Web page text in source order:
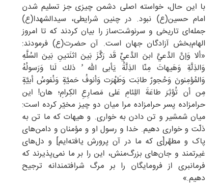
با این حال، خواسته اصلی دشمن چیزی جز تسلیم شدن
امام حسین(ع) نبود. در چنین شرایطی، سیدالشهدا(ع)
جمله‌ای تاریخی و سرنوشت‌ساز را بیان کردند که تا امروز
الهام‌بخش آزادگان جهان است. آن حضرت(ع) فرمودند:
«ألا وَإنَّ الدَّعيَّ ابنَ الدَّعيِّ قَد رَكَّزَ بَينَ اثنَتينِ بَينَ السُلَّهِ
وَالذِلَّةِ وَهَيهاتَ مِنّا الذِلَّةُ يَأبى اللّه ُ ذلك لَنا وَرَسولُهُ
وَالمُؤمِنونَ وَحُجورٌ طابَت وَطَهُرَت وَأنوفُ حَميَّةٍ وَنُفوسُ أبيَّةٍ
مِن أن تُؤثِرَ طاعَةَ اللِئامِ عَلى مَصارِعِ الكِرامِ؛ هان! اين
حرامزاده پسر حرامزاده مرا ميان دو چيز مخيّر كرده است:
ميان شمشير و تن دادن به خوارى. و هيهات كه ما تن به
ذلّت و خوارى دهيم. خدا و رسول او و مؤمنان و دامن‌هاى
پاک و مطهّر[ى كه ما در آن پرورش يافته‌ايم] و دل‌هاى
غيرتمند و جان‌هاى بزرگ‌منش، اين را بر ما نمى‌پذيرند كه
فرمانبرى از فرومايگان را بر مرگ شرافتمندانه ترجيح
دهيم.»